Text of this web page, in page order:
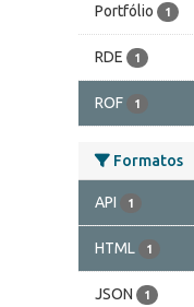
Portfólio 1
RDE 1
ROF 1
Formatos
API 1
HTML 1
JSON 1